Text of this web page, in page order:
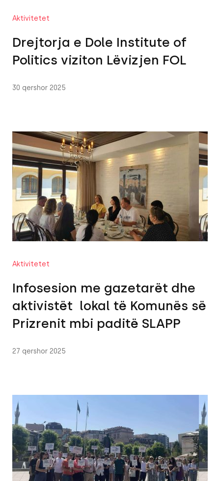
Aktivitetet
Drejtorja e Dole Institute of
Politics viziton Lëvizjen FOL
30 qershor 2025
Aktivitetet
Infosesion me gazetarët dhe
aktivistët lokal të Komunës së
Prizrenit mbi paditë SLAPP
27 qershor 2025